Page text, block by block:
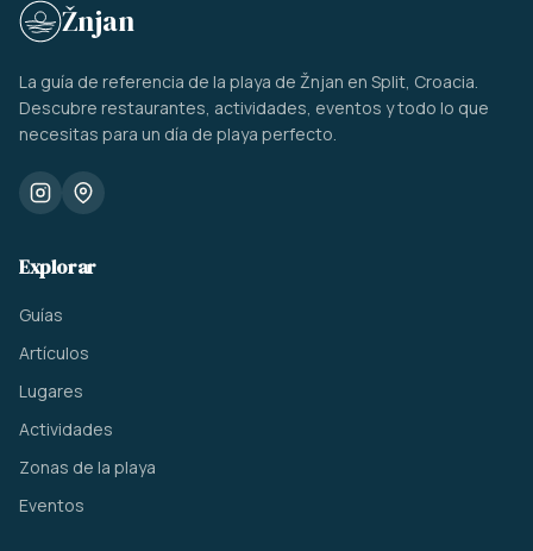
Žnjan
La guía de referencia de la playa de Žnjan en Split, Croacia.
Descubre restaurantes, actividades, eventos y todo lo que
necesitas para un día de playa perfecto.
Explorar
Guías
Artículos
Lugares
Actividades
Zonas de la playa
Eventos